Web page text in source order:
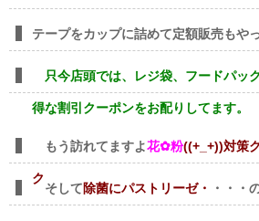
テープをカップに詰めて定額販売もや
只今店頭では、レジ袋、フードパッ
得な割引クーポンをお配りしてます。
もう訪れてますよ花✿粉((+_+))対策
そして除菌にパストリーゼ・ ・・・